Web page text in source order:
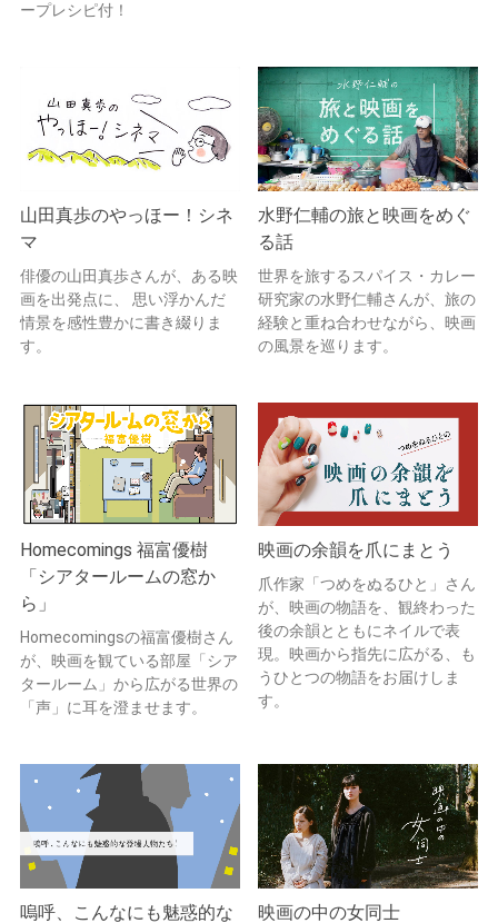
ープレシピ付！
山田真歩のやっほー！シネ
マ
俳優の山田真歩さんが、ある映
画を出発点に、 思い浮かんだ
情景を感性豊かに書き綴りま
す。
水野仁輔の旅と映画をめぐ
る話
世界を旅するスパイス・カレー
研究家の水野仁輔さんが、旅の
経験と重ね合わせながら、映画
の風景を巡ります。
Homecomings 福富優樹
「シアタールームの窓か
ら」
Homecomingsの福富優樹さん
が、映画を観ている部屋「シア
タールーム」から広がる世界の
「声」に耳を澄ませます。
映画の余韻を爪にまとう
爪作家「つめをぬるひと」さん
が、映画の物語を、観終わった
後の余韻とともにネイルで表
現。映画から指先に広がる、も
うひとつの物語をお届けしま
す。
嗚呼、こんなにも魅惑的な 映画の中の女同士